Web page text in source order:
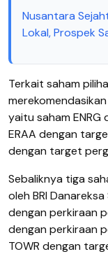
Nusantara
Lokal, Prospek
Terkait saham
merekomendasikan
yaitu saham
ERAA dengan
dengan target
Sebaliknya tiga
oleh BRI
dengan perkiraan
dengan perkiraan
TOWR dengan